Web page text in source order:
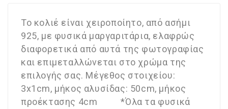
Το κολιέ είναι χειροποίητο, από ασήμι
925, με φυσικά μαργαριτάρια, ελαφρώς
διαφορετικά από αυτά της φωτογραφίας
και επιμεταλλώνεται στο χρώμα της
επιλογής σας. Μέγεθος στοιχείου:
3x1cm, μήκος αλυσίδας: 50cm, μήκος
προέκτασης 4cm *Όλα τα φυσικά